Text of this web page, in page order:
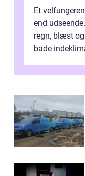
Et
end
regn, blæst
både